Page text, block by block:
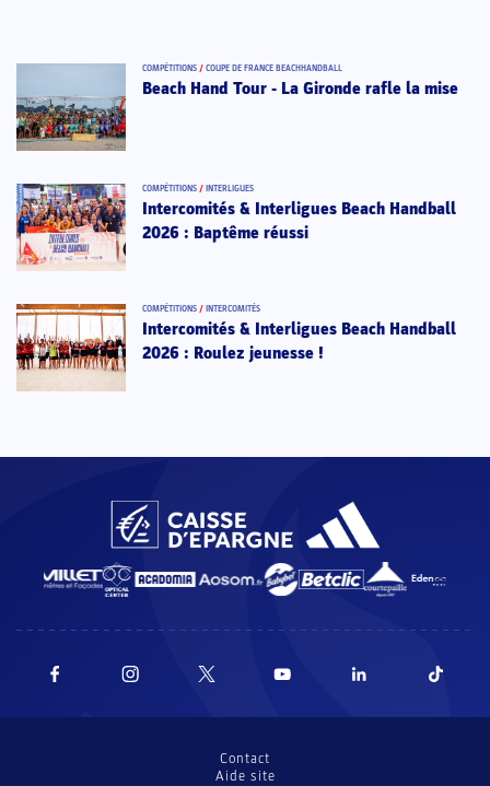
COMPÉTITIONS / COUPE DE FRANCE BEACHHANDBALL
Beach Hand Tour - La Gironde rafle la mise
COMPÉTITIONS / INTERLIGUES
Intercomités & Interligues Beach Handball
2026 : Baptême réussi
COMPÉTITIONS / INTERCOMITÉS
Intercomités & Interligues Beach Handball
2026 : Roulez jeunesse !
Contact
Aide site